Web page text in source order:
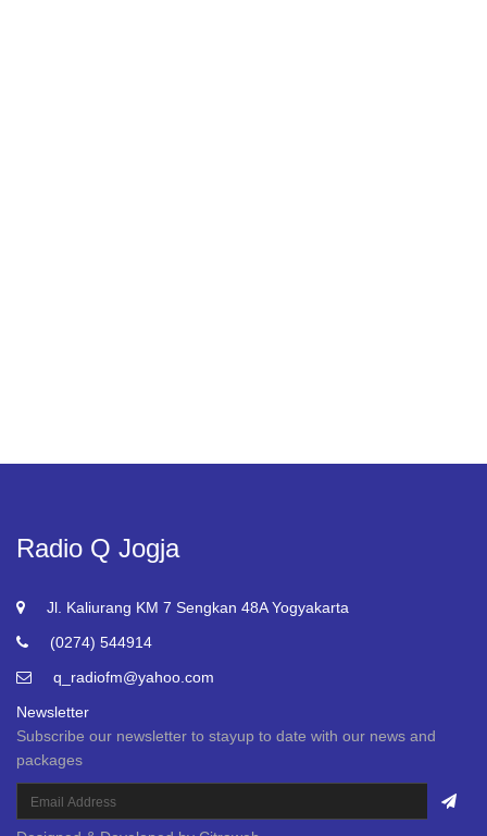
Radio Q Jogja
Jl. Kaliurang KM 7 Sengkan 48A Yogyakarta
(0274) 544914
q_radiofm@yahoo.com
Newsletter
Subscribe our newsletter to stayup to date with our news and
packages